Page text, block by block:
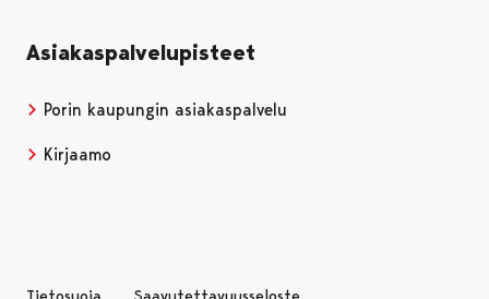
Asiakaspalvelupisteet
Porin kaupungin asiakaspalvelu
Kirjaamo